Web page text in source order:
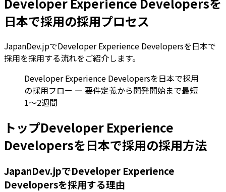
日本で採用の採用プロセス
JapanDev.jpでDeveloper Experience Developersを日本で
採用を採用する流れをご紹介します。
Developer Experience Developersを日本で採用
の採用フロー — 要件定義から開発開始まで最短
1〜2週間
トップDeveloper Experience
Developersを日本で採用の採用方法
JapanDev.jpでDeveloper Experience
Developersを採用する理由